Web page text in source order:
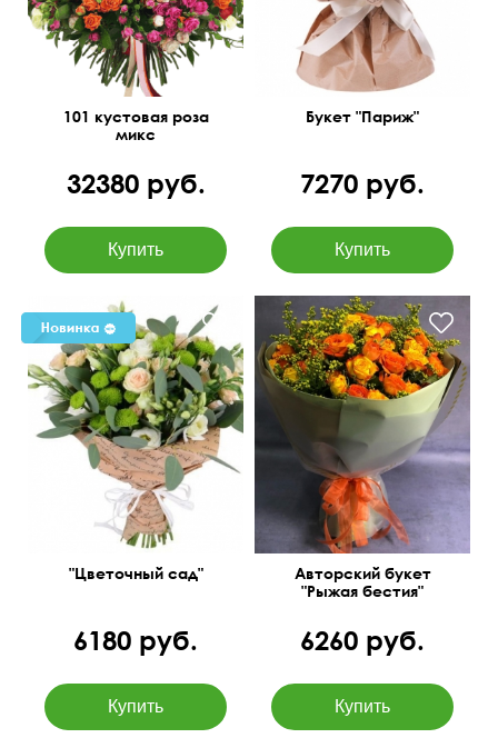
101 кустовая роза
микс
32380 руб.
Букет "Париж"
7270 руб.
Эустома, филин грин,
кустовая роза, крафт,
атласная лента.
"Цветочный сад"
6180 руб.
Оранжевые розы,
солидаго
50 см
40 см
Авторский букет
"Рыжая бестия"
6260 руб.